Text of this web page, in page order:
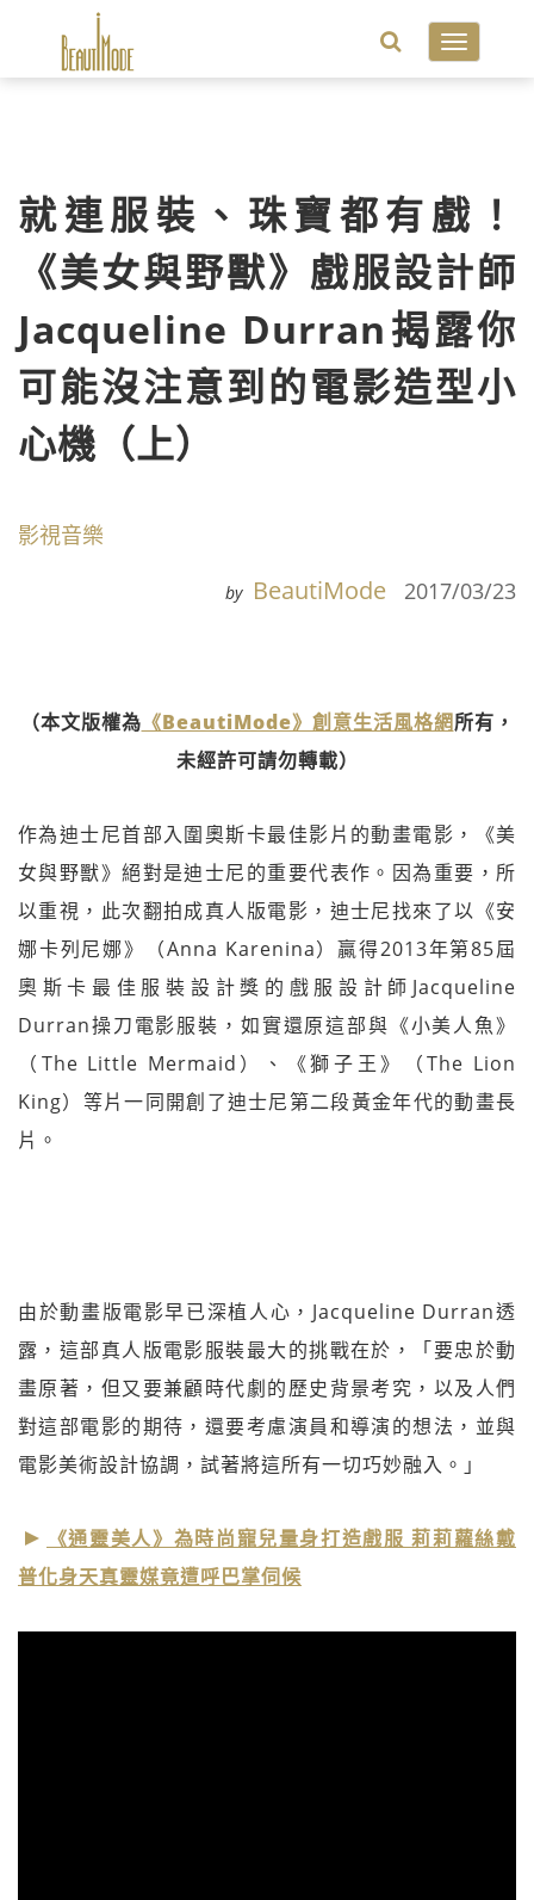
Toggle
就連服裝、珠寶都有戲！
《美女與野獸》戲服設計師
Jacqueline Durran揭露你
可能沒注意到的電影造型小
心機（上）
影視音樂
by BeautiMode 2017/03/23
（本文版權為 《BeautiMode》創意生活風格網所有，
未經許可請勿轉載）
作為迪士尼首部入圍奧斯卡最佳影片的動畫電影，《美
女與野獸》絕對是迪士尼的重要代表作。因為重要，所
以重視，此次翻拍成真人版電影，迪士尼找來了以《安
娜卡列尼娜》（Anna Karenina）贏得2013年第85屆
奧斯卡最佳服裝設計獎的戲服設計師Jacqueline
Durran操刀電影服裝，如實還原這部與《小美人魚》
（The Little Mermaid）、《獅子王》（The Lion
King）等片一同開創了迪士尼第二段黃金年代的動畫長
片。
由於動畫版電影早已深植人心，Jacqueline Durran透
露，這部真人版電影服裝最大的挑戰在於，「要忠於動
畫原著，但又要兼顧時代劇的歷史背景考究，以及人們
對這部電影的期待，還要考慮演員和導演的想法，並與
電影美術設計協調，試著將這所有一切巧妙融入。」
《通靈美人》為時尚寵兒量身打造戲服 莉莉蘿絲戴
普化身天真靈媒竟遭呼巴掌伺候